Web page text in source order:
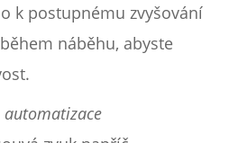
k postupnému zvyšování
náběhu, abyste
automatizace